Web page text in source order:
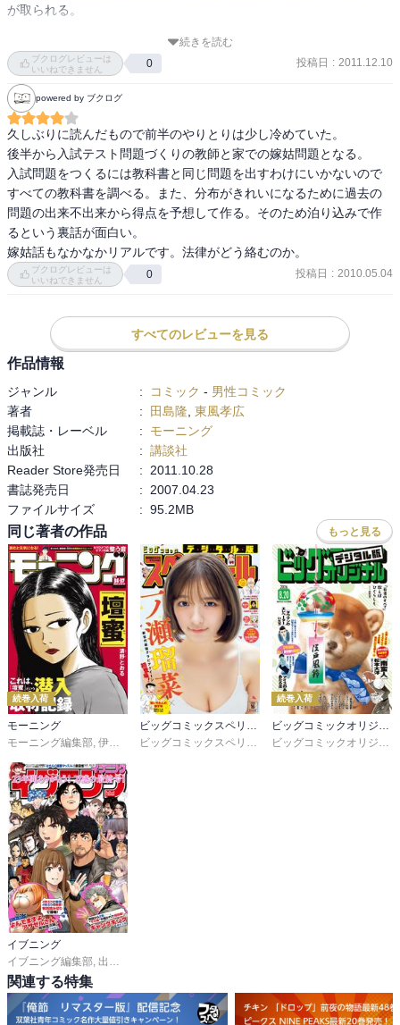
が取られる。
後半は嫁姑問題。 続きを読む
ブクログレビューは
いいねできません
0 投稿日 : 2011.12.10
powered by ブクログ
久しぶりに読んだもので前半のやりとりは少し冷めていた。
後半から入試テスト問題づくりの教師と家での嫁姑問題となる。
入試問題をつくるには教科書と同じ問題を出すわけにいかないので
すべての教科書を調べる。また、分布がきれいになるために過去の
問題の出来不出来から得点を予想して作る。そのため泊り込みで作
るという裏話が面白い。
嫁姑話もなかなかリアルです。法律がどう絡むのか。
ブクログレビューは
いいねできません
0 投稿日 : 2010.05.04
すべてのレビューを見る
作品情報
ジャンル : コミック - 男性コミック
著者
: 田島隆 東風孝広
掲載誌・レーベル
:
モーニング
出版社
: 講談社
Reader Store発売日
:
2011.10.28
書誌発売日
:
2007.04.23
ファイルサイズ
: 95.2MB
同じ著者の作品 もっと見る
続巻入荷
モーニング
モーニング編集部, 伊咲智太 ,オオイシヒロト,森高夕次 ,足立金太郎, 出端祐大,江
ビッグコミックスペリオール
ビッグコミックスペリオール編集部
続巻入荷
ビッグコミックオリジナル
ビッグコミックオリジナル編集部
イブニング
イブニング編集部 出端祐大
関連する特集